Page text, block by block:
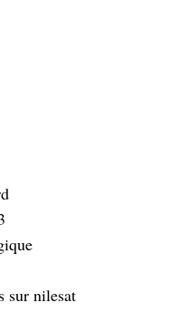
sur nilesat